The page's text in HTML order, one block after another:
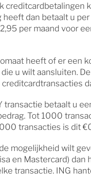
creditcardbetalingen
heeft dan betaalt u
per maand voor
heeft of er een
u wilt aansluiten.
transactie betaalt u
Tot 1000
transacties is dit
mogelijkheid wilt
en Mastercard)
transactie. ING